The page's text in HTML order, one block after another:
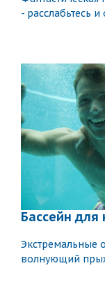
- расслабьтесь
Бассейн для
Экстремальные
волнующий